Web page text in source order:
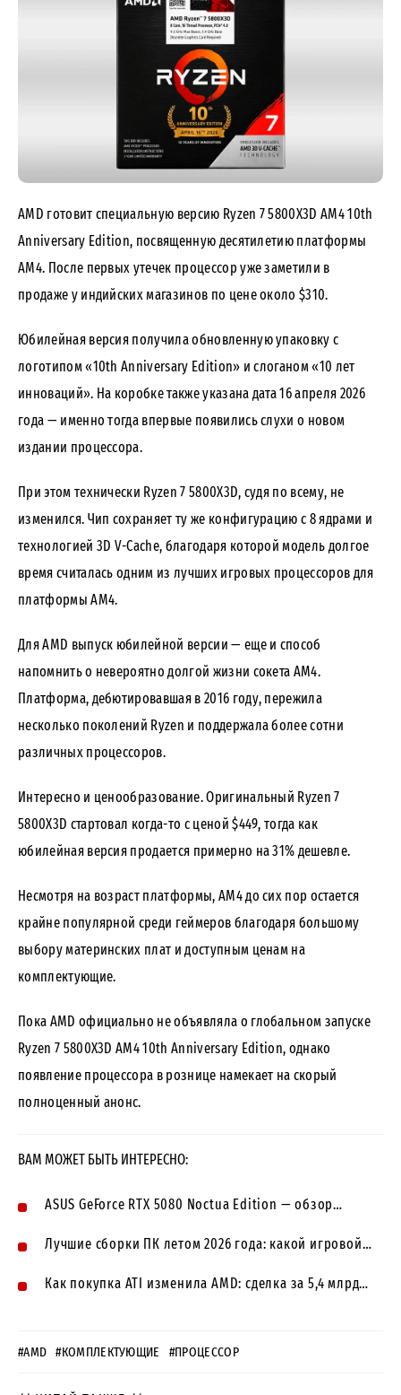
AMD готовит специальную версию Ryzen 7 5800X3D AM4 10th
Anniversary Edition, посвященную десятилетию платформы
AM4. После первых утечек процессоруже заметили в
продаже у индийских магазинов по цене около $310.
Юбилейная версия получила обновленную упаковку с
логотипом «10th Anniversary Edition» и слоганом «10 лет
инноваций». На коробке также указана дата 16 апреля 2026
года — именно тогда впервые появились слухи о новом
издании процессора.
При этом технически Ryzen 7 5800X3D, судя по всему, не
изменился. Чип сохраняет ту же конфигурацию с 8 ядрами и
технологией 3D V-Cache, благодаря которой модель долгое
время считалась одним из лучших игровых процессоров для
платформы AM4.
Для AMD выпуск юбилейной версии — еще и способ
напомнить о невероятно долгой жизни сокета AM4.
Платформа, дебютировавшая в 2016 году, пережила
несколько поколений Ryzen и поддержала более сотни
различных процессоров.
Интересно и ценообразование. Оригинальный Ryzen 7
5800X3D стартовал когда-то с ценой $449, тогда как
юбилейная версия продается примерно на 31% дешевле.
Несмотря на возраст платформы, AM4 до сих пор остается
крайне популярной среди геймеров благодаря большому
выбору материнских плат и доступным ценам на
комплектующие.
Пока AMD официально не объявляла о глобальном запуске
Ryzen 7 5800X3D AM4 10th Anniversary Edition, однако
появление процессора в рознице намекает на скорый
полноценный анонс.
ВАМ МОЖЕТ БЫТЬ ИНТЕРЕСНО:
ASUS GeForce RTX 5080 Noctua Edition — обзор…
Лучшие сборки ПК летом 2026 года: какой игровой…
Как покупка ATI изменила AMD: сделка за 5,4 млрд…
#AMD #КОМПЛЕКТУЮЩИЕ #ПРОЦЕССОР